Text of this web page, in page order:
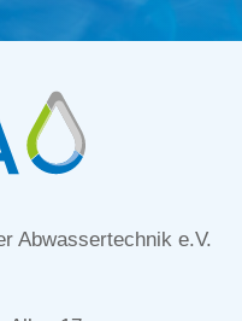
Abwassertechnik e.V.